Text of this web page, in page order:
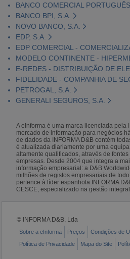
BANCO COMERCIAL
BANCO BPI, S.A.
NOVO BANCO, S.A.
EDP, S.A.
EDP COMERCIAL -
MODELO CONTINENTE -
E-REDES - DISTRIBUIÇÃO DE
FIDELIDADE - COMPANHIA DE
PETROGAL, S.A.
GENERALI SEGUROS, S.A.
A eInforma é uma marca licenciada pela
mercado de informação para negócios
de dados da INFORMA D&B contém
é atualizada diariamente por uma
altamente qualificados, através de
empresas. Desde 2004 que integra a
informação empresarial: a D&B
milhões de registos empresariais de
pertence à líder espanhola INFORMA
CESCE, especializado na gestão
© INFORMA D&B, Lda
Sobre a eInforma Preços Condições de
Política de Privacidade
Mapa do Site